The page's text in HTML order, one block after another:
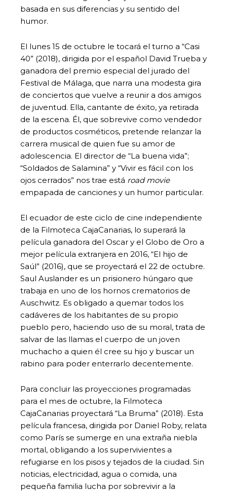
basada en sus diferencias y su sentido del
humor.
El lunes 15 de octubre le tocará el turno a “Casi
40” (2018), dirigida por el español David Trueba y
ganadora del premio especial del jurado del
Festival de Málaga, que narra una modesta gira
de conciertos que vuelve a reunir a dos amigos
de juventud. Ella, cantante de éxito, ya retirada
de la escena. Él, que sobrevive como vendedor
de productos cosméticos, pretende relanzar la
carrera musical de quien fue su amor de
adolescencia. El director de “La buena vida”;
“Soldados de Salamina” y “Vivir es fácil con los
ojos cerrados” nos trae está road movie
empapada de canciones y un humor particular.
El ecuador de este ciclo de cine independiente
de la Filmoteca CajaCanarias, lo superará la
película ganadora del Oscar y el Globo de Oro a
mejor película extranjera en 2016, “El hijo de
Saúl” (2016), que se proyectará el 22 de octubre.
Saul Auslander es un prisionero húngaro que
trabaja en uno de los hornos crematorios de
Auschwitz. Es obligado a quemar todos los
cadáveres de los habitantes de su propio
pueblo pero, haciendo uso de su moral, trata de
salvar de las llamas el cuerpo de un joven
muchacho a quien él cree su hijo y buscar un
rabino para poder enterrarlo decentemente.
Para concluir las proyecciones programadas
para el mes de octubre, la Filmoteca
CajaCanarias proyectará “La Bruma” (2018). Esta
película francesa, dirigida por Daniel Roby, relata
como París se sumerge en una extraña niebla
mortal, obligando a los supervivientes a
refugiarse en los pisos y tejados de la ciudad. Sin
noticias, electricidad, agua o comida, una
pequeña familia lucha por sobrevivir a la